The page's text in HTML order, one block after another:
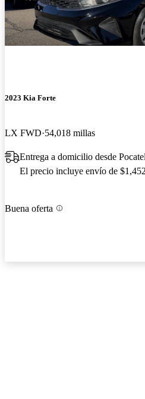
2023 Kia Forte
LX FWD 54,018 millas
Entrega a domicilio desde
El precio incluye envío de
Buena oferta